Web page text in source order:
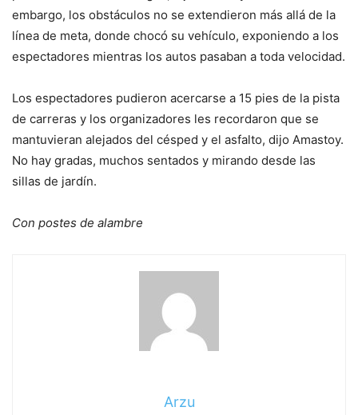
embargo, los obstáculos no se extendieron más allá de la
línea de meta, donde chocó su vehículo, exponiendo a los
espectadores mientras los autos pasaban a toda velocidad.
Los espectadores pudieron acercarse a 15 pies de la pista
de carreras y los organizadores les recordaron que se
mantuvieran alejados del césped y el asfalto, dijo Amastoy.
No hay gradas, muchos sentados y mirando desde las
sillas de jardín.
Con postes de alambre
Arzu